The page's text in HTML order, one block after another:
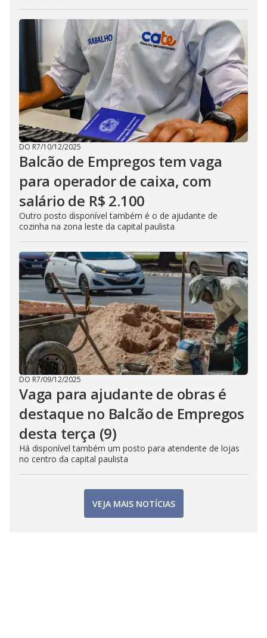
DO R7/10/12/2025
Balcão de Empregos tem vaga
para operador de caixa, com
salário de R$ 2.100
Outro posto disponível também é o de ajudante de
cozinha na zona leste da capital paulista
DO R7/09/12/2025
Vaga para ajudante de obras é
destaque no Balcão de Empregos
desta terça (9)
Há disponível também um posto para atendente de lojas
no centro da capital paulista
VEJA MAIS NOTÍCIAS